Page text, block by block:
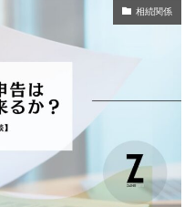
相続関係